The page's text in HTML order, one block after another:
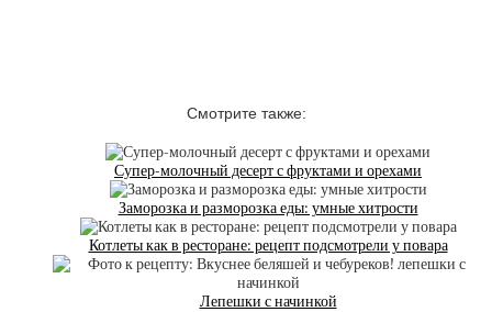
Смотрите также:
Супер-молочный десерт с фруктами и орехами
Заморозка и разморозка еды: умные хитрости
Котлеты как в ресторане: рецепт подсмотрели у повара
Лепешки с начинкой